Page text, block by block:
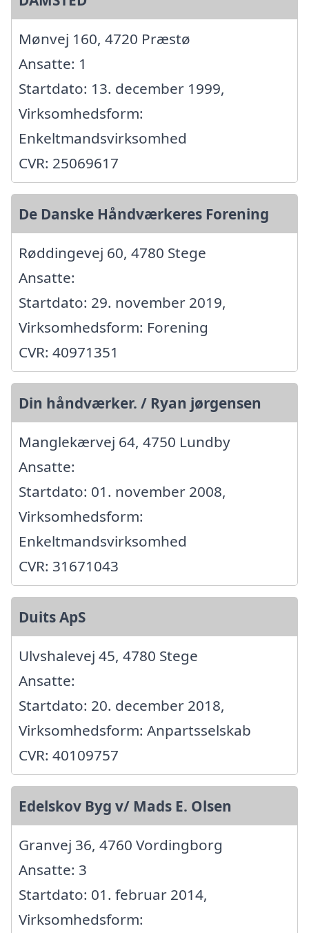
Mønvej 160, 4720 Præstø
Ansatte: 1
Startdato: 13. december 1999,
Virksomhedsform:
Enkeltmandsvirksomhed
CVR: 25069617
De Danske Håndværkeres Forening
Røddingevej 60, 4780 Stege
Ansatte:
Startdato: 29. november 2019,
Virksomhedsform: Forening
CVR: 40971351
Din håndværker. / Ryan jørgensen
Manglekærvej 64, 4750 Lundby
Ansatte:
Startdato: 01. november 2008,
Virksomhedsform:
Enkeltmandsvirksomhed
CVR: 31671043
Duits ApS
Ulvshalevej 45, 4780 Stege
Ansatte:
Startdato: 20. december 2018,
Virksomhedsform: Anpartsselskab
CVR: 40109757
Edelskov Byg v/ Mads E. Olsen
Granvej 36, 4760 Vordingborg
Ansatte: 3
Startdato: 01. februar 2014,
Virksomhedsform: